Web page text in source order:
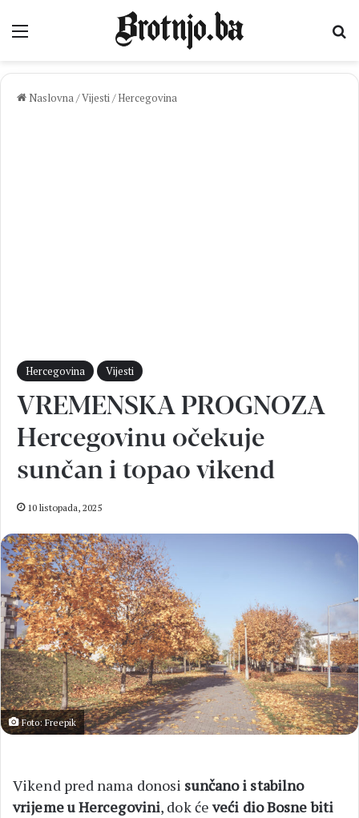
Izbornik
Naslovna/Vijesti/ Hercegovina
Hercegovina Vijesti
VREMENSKA PROGNOZA
Hercegovinu očekuje
sunčan i topao vikend
10 listopada, 2025
Foto: Freepik
Vikend pred nama donosi sunčano i stabilno
vrijeme u Hercegovini, dok ćeveći dio Bosne biti